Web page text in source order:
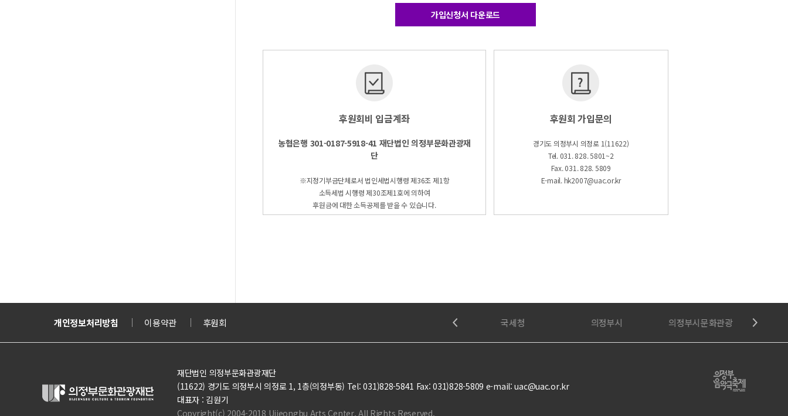
가입신청서 다운로드
후원회비 입금계좌
농협은행 301-0187-5918-41 재단법인 의정부문화관광재
단
※지정기부금단체로서 법인세법시행령 제36조 제1항
소득세법 시행령 제30조제1호에 의하여
후원금에 대한 소득공제를 받을 수 있습니다.
후원회 가입문의
경기도 의정부시 의정로 1(11622)
Tel. 031. 828. 5801~2
Fax. 031. 828. 5809
E-mail. hk2007@uac.or.kr
개인정보처리방침 이용약관 후원회
나눔티켓 의정부도시교육재단 의정부도시공사 국세청 의정부시 의정부시문화관광 의정부시
재단법인 의정부문화관광재단
(11622) 경기도 의정부시 의정로 1, 1층(의정부동) Tel: 031)828-5841 Fax: 031)828-5809 e-mail: uac@uac.or.kr
대표자 : 김원기
Copyright(c) 2004-2018 Uijeongbu Arts Center, All Rights Reserved.